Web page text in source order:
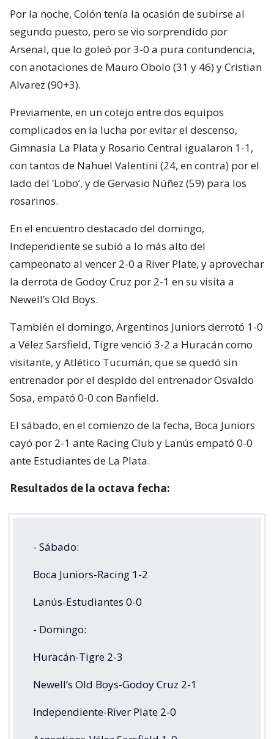
Por la noche, Colón tenía la ocasión de subirse al
segundo puesto, pero se vio sorprendido por
Arsenal, que lo goleó por 3-0 a pura contundencia,
con anotaciones de Mauro Obolo (31 y 46) y Cristian
Alvarez (90+3).
Previamente, en un cotejo entre dos equipos
complicados en la lucha por evitar el descenso,
Gimnasia La Plata y Rosario Central igualaron 1-1,
con tantos de Nahuel Valentini (24, en contra) por el
lado del ‘Lobo’, y de Gervasio Núñez (59) para los
rosarinos.
En el encuentro destacado del domingo,
Independiente se subió a lo más alto del
campeonato al vencer 2-0 a River Plate, y aprovechar
la derrota de Godoy Cruz por 2-1 en su visita a
Newell’s Old Boys.
También el domingo, Argentinos Juniors derrotó 1-0
a Vélez Sarsfield, Tigre venció 3-2 a Huracán como
visitante, y Atlético Tucumán, que se quedó sin
entrenador por el despido del entrenador Osvaldo
Sosa, empató 0-0 con Banfield.
El sábado, en el comienzo de la fecha, Boca Juniors
cayó por 2-1 ante Racing Club y Lanús empató 0-0
ante Estudiantes de La Plata.
Resultados de la octava fecha:
- Sábado:
Boca Juniors-Racing 1-2
Lanús-Estudiantes 0-0
- Domingo:
Huracán-Tigre 2-3
Newell’s Old Boys-Godoy Cruz 2-1
Independiente-River Plate 2-0